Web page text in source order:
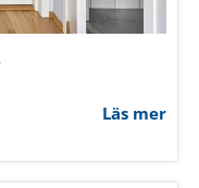
Läs mer